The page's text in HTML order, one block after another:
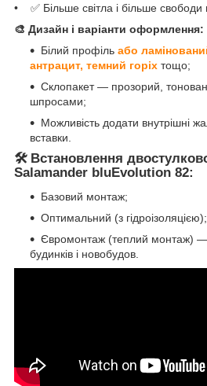
• ✅ Більше світла і більше свободи
🎨 Дизайн і варіанти оформлення:
Білий профіль або
антрацит, темний горіх тощо;
Склопакет — прозорий,
шпросами;
Можливість додати внутрішні
вставки.
🛠️ Встановлення
Salamander bluEvolution 82:
Базовий монтаж;
Оптимальний (з гідроізоляцією);
Євромонтаж (теплий монтаж)
будинків і новобудов.